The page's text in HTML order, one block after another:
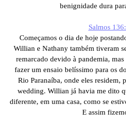
benignidade dura
Salmos
Começamos o dia de hoje
Willian e Nathany também tiveram
remarcado devido à pandemia,
fazer um ensaio belíssimo para os
Rio Paranaíba, onde eles residem,
wedding. Willian já havia me dito
diferente, em uma casa, como se
E assim